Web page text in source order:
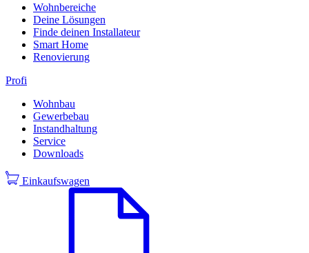
Wohnbereiche
Deine Lösungen
Finde deinen Installateur
Smart Home
Renovierung
Profi
Wohnbau
Gewerbebau
Instandhaltung
Service
Downloads
Einkaufswagen